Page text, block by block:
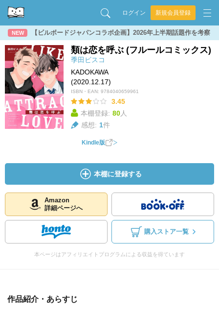
ログイン 新規会員登録
NEW 【ビルボードジャパンコラボ企画】2026年上半期話題作を考察
類は恋を呼ぶ (フルールコミックス)
季田ビスコ
KADOKAWA
(2020.12.17)
ISBN・EAN: 9784040659961
3.45
本棚登録: 80人
感想: 1件
Kindle版
本棚に登録する
Amazon
詳細ページへ
購入ストア一覧
本ページはアフィリエイトプログラムによる収益を得ています
作品紹介・あらすじ